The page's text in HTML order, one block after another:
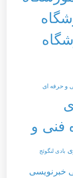
و حرفه ای
فنی و
بادی لنگوئج
خبرنویسی